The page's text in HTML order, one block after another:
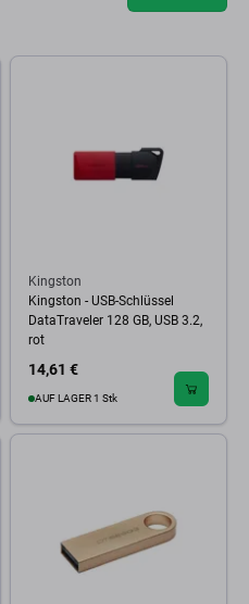
Kingston
Kingston - USB-Schlüssel
DataTraveler 128 GB, USB 3.2,
rot
14,61 €
AUF LAGER 1 Stk